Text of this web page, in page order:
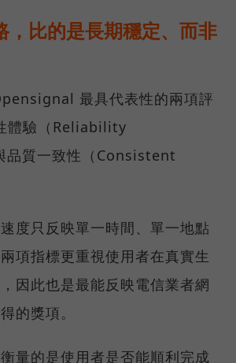
，比的是長期穩定、而非
最具代表性的兩項評
體驗（Reliability
品質一致性（Consistent
度只反映單一時間、單一地點
項指標更重視使用者在真實生
因此也是最能反映電信業者網
的獎項。
衡量的是使用者是否能順利完成